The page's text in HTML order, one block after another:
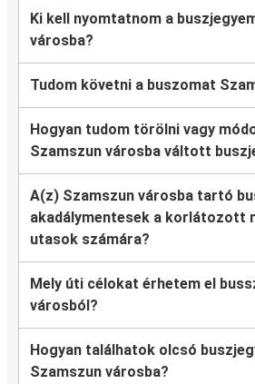
Ki kell nyomtatnom a
városba?
Tudom követni a buszomat
Hogyan tudom törölni vagy
Szamszun városba váltott
A(z) Szamszun városba tartó
akadálymentesek a korlátozott
utasok számára?
Mely úti célokat érhetem el
városból?
Hogyan találhatok olcsó
Szamszun városba?